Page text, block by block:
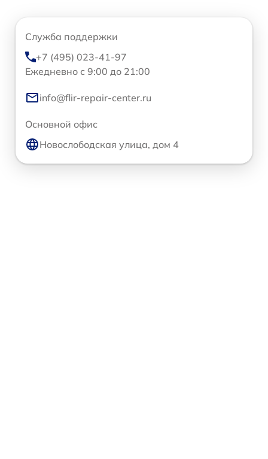
Служба поддержки
+7 (495) 023-41-97
Ежедневно с 9:00 до 21:00
info@flir-repair-center.ru
Основной офис
Новослободская улица, дом 4